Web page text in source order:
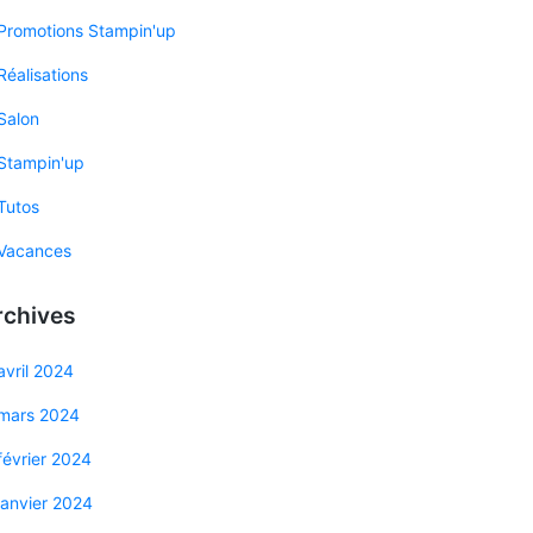
Stampin'up
2024
2024
2024
2024